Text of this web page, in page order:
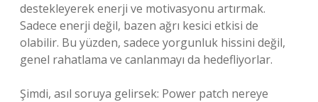
destekleyerek enerji ve motivasyonu artırmak.
Sadece enerji değil, bazen ağrı kesici etkisi de
olabilir. Bu yüzden, sadece yorgunluk hissini değil,
genel rahatlama ve canlanmayı da hedefliyorlar.
Şimdi, asıl soruya gelirsek: Power patch nereye